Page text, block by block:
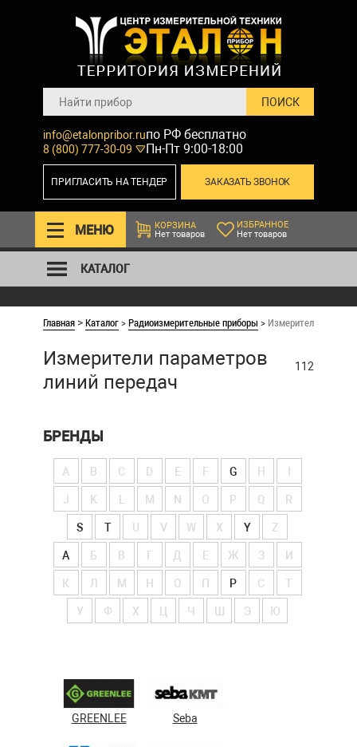
info@etalonpribor.ru
8 (800) 777-30-09
по РФ бесплатно
Пн-Пт 9:00-18:00
ЗАКАЗАТЬ ЗВОНОК
ПРИГЛАСИТЬ НА ТЕНДЕР
МЕНЮ
КОРЗИНА
Нет товаров
ИЗБРАННОЕ
Нет товаров
КАТАЛОГ
Главная >Каталог>Радиоизмерительные приборы > Измерители
Измерители параметров
линий передач
112
БРЕНДЫ
A B C D E F G H
J K M N O P Q R
S T V W X Y Z
А Б В Г Д Е Ж З И
К Л М Н О П Р С Т
У Ф Х Ч Э Ю
GREENLEE Seba